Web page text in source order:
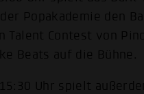
Popakademie den
Talent Contest von
Beats auf die Bühne.
Uhr spielt